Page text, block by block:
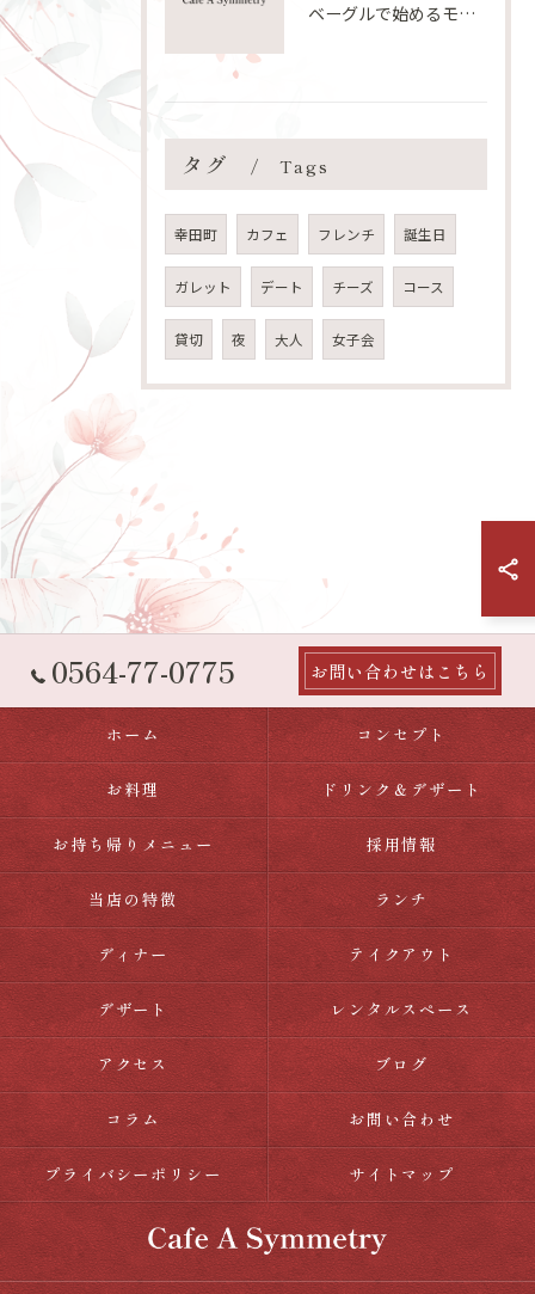
ベーグルで始めるモーニング趣味と健康朝食の新習慣
タグ Tags
幸田町 カフェ フレンチ 誕生日
ガレット デート チーズ コース
貸切 夜 大人 女子会
0564-77-0775 お問い合わせはこちら
ホーム コンセプト
お料理 ドリンク＆デザート
お持ち帰りメニュー 採用情報
当店の特徴 ランチ
ディナー テイクアウト
デザート レンタルスペース
アクセス ブログ
コラム お問い合わせ
プライバシーポリシー サイトマップ